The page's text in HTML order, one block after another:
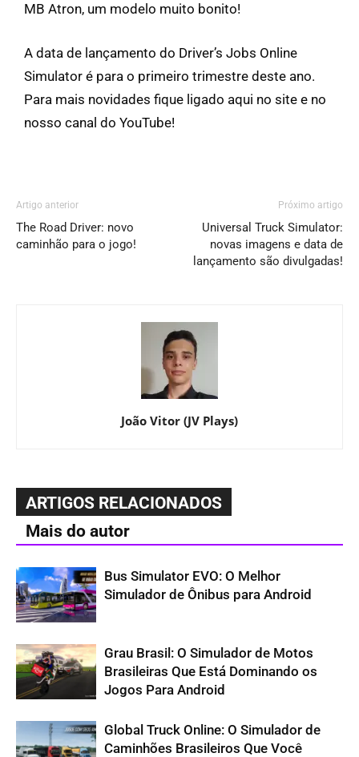
MB Atron, um modelo muito bonito!
A data de lançamento do Driver’s Jobs Online
Simulator é para o primeiro trimestre deste ano.
Para mais novidades fique ligado aqui no site e no
nosso canal do YouTube!
Artigo anterior
The Road Driver: novo
caminhão para o jogo!
Próximo artigo
Universal Truck Simulator:
novas imagens e data de
lançamento são divulgadas!
João Vitor (JV Plays)
ARTIGOS RELACIONADOS
Mais do autor
Bus Simulator EVO: O Melhor
Simulador de Ônibus para Android
Grau Brasil: O Simulador de Motos
Brasileiras Que Está Dominando os
Jogos Para Android
Global Truck Online: O Simulador de
Caminhões Brasileiros Que Você